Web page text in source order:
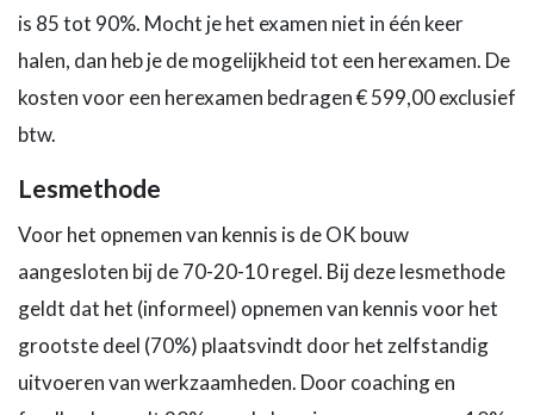
is 85 tot 90%. Mocht je het examen niet in één keer
halen, dan heb je de mogelijkheid tot een herexamen. De
kosten voor een herexamen bedragen € 599,00 exclusief
btw.
Lesmethode
Voor het opnemen van kennis is de OK bouw
aangesloten bij de 70-20-10 regel. Bij deze lesmethode
geldt dat het (informeel) opnemen van kennis voor het
grootste deel (70%) plaatsvindt door het zelfstandig
uitvoeren van werkzaamheden. Door coaching en